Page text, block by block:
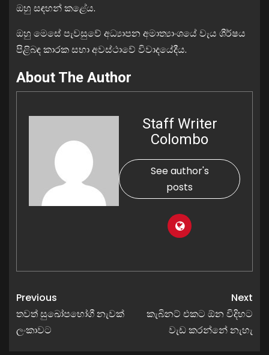
ඔහු සඳහන් කළේය.
ඔහු මෙසේ පැවසුවේ අධ්‍යාපන අමාත්‍යාංශයේ වැය ශීර්ෂය
පිළිබඳ කාරක සභා අවස්ථාවේ විවාදයේදීය.
About The Author
Staff Writer
Colombo
See author's
posts
Previous
තවත් සුඛෝපභෝගී නැවක්
ලංකාවට
Next
කැබිනට් එකට ඕන විදිහට
වැඩ කරන්නේ නැහැ